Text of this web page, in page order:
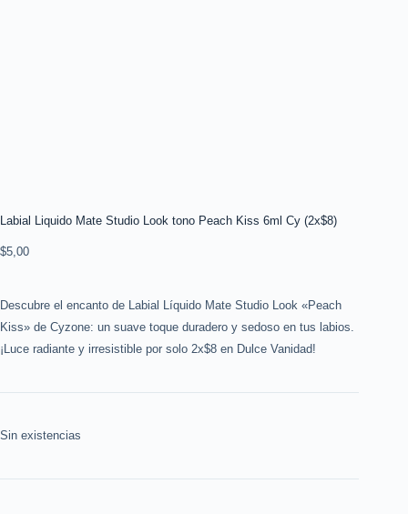
Labial Liquido Mate Studio Look tono Peach Kiss 6ml Cy (2x$8)
$5,00
Descubre el encanto de Labial Líquido Mate Studio Look «Peach
Kiss» de Cyzone: un suave toque duradero y sedoso en tus labios.
¡Luce radiante y irresistible por solo 2x$8 en Dulce Vanidad!
Sin existencias